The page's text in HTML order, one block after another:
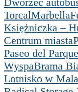
TorcalMarbella
Księżniczka –
Centrum miasta
Paseo del Parque
WyspaBrama
Lotnisko w